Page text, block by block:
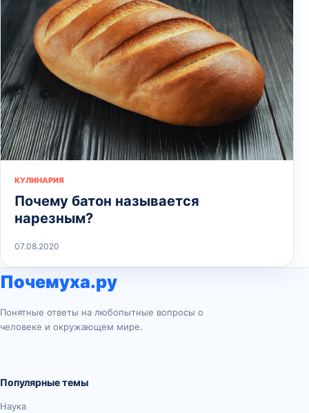
КУЛИНАРИЯ
Почему батон называется
нарезным?
07.08.2020
Почемуха.ру
Понятные ответы на любопытные вопросы о
человеке и окружающем мире.
Популярные темы
Наука